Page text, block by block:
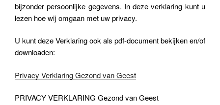
bijzonder persoonlijke gegevens. In deze verklaring kunt u
lezen hoe wij omgaan met uw privacy.
U kunt deze Verklaring ook als pdf-document bekijken en/of
downloaden:
Privacy Verklaring Gezond van Geest
PRIVACY VERKLARING Gezond van Geest